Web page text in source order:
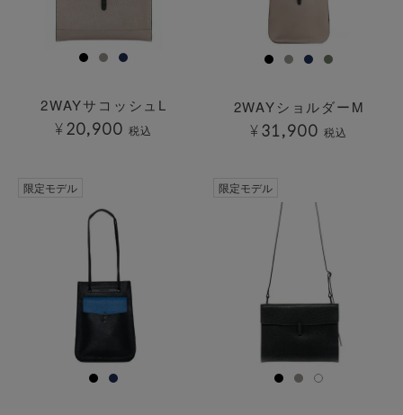
2WAYサコッシュL
¥ 20,900 税込
2WAYショルダーM
¥31,900 税込
限定モデル 限定モデル